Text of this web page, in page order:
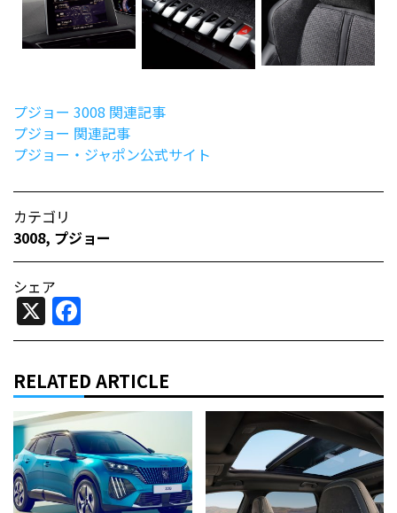
プジョー 3008 関連記事
プジョー 関連記事
プジョー・ジャポン公式サイト
カテゴリ
3008, プジョー
シェア
X
RELATED ARTICLE